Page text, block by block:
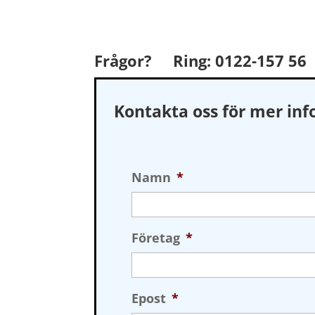
Frågor? Ring:0122-157 56
Kontakta oss för mer
Namn *
Företag *
Epost *